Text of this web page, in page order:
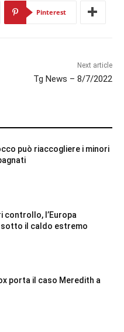
Pinterest
Next article
Tg News – 8/7/2022
può riaccogliere i minori
controllo, l’Europa
sotto il caldo estremo
porta il caso Meredith a